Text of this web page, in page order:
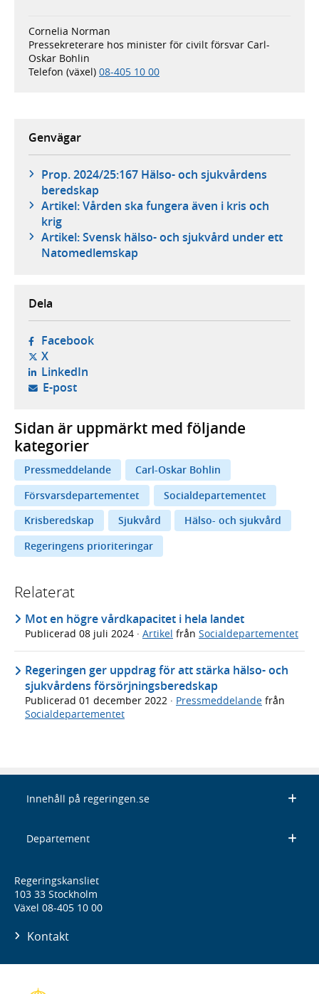
Cornelia Norman
Pressekreterare hos minister för civilt försvar Carl-
Oskar Bohlin
Telefon (växel) 08-405 10 00
Genvägar
Prop. 2024/25:167 Hälso- och sjukvårdens
beredskap
Artikel: Vården ska fungera även i kris och
krig
Artikel: Svensk hälso- och sjukvård under ett
Natomedlemskap
Dela
Facebook- öppnas i ny flik, extern webbplats,
X- öppnas i ny flik, extern webbplats,
LinkedIn- öppnas i ny flik, extern webbplats,
E-post- öppnar din e-postklient,
Sidan är uppmärkt med följande
kategorier
Pressmeddelande
Carl-Oskar Bohlin
Försvarsdepartementet
Socialdepartementet
Krisberedskap
Sjukvård
Hälso- och sjukvård
Regeringens prioriteringar
Relaterat
Mot en högre vårdkapacitet i hela landet
Publicerad 08 juli 2024 · Artikel från Socialdepartementet
Regeringen ger uppdrag för att stärka hälso- och
sjukvårdens försörjningsberedskap
Publicerad 01 december 2022 · Pressmeddelande från
Socialdepartementet
Innehåll på regeringen.se
Departement
Regeringskansliet
103 33 Stockholm
Växel 08-405 10 00
Kontakt